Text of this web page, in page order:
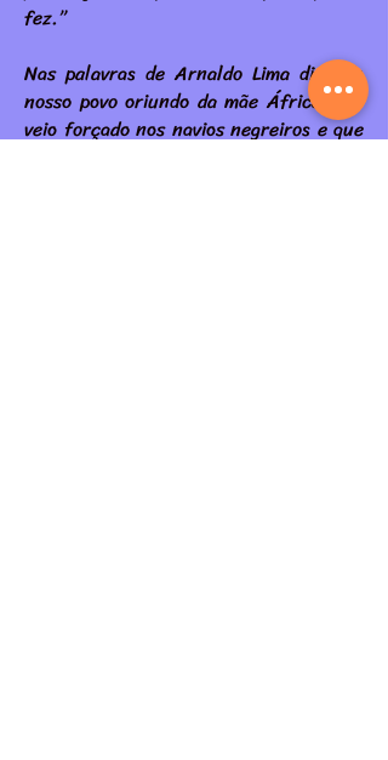
fez.”
Nas palavras de Arnaldo Lima dias, “o
nosso povo oriundo da mãe África, que
veio forçado nos navios negreiros e que